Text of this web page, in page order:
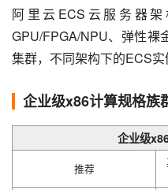
阿里云ECS云服务器
GPU/FPGA/NPU、弹性裸
集群，不同架构下的ECS实
企业级x86计算规格族
企业级
推荐